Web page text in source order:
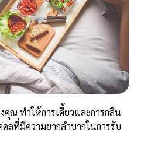
ณ ทำให้การเคี้ยวและการกลืน
ลที่มีความยากลำบากในการรับ